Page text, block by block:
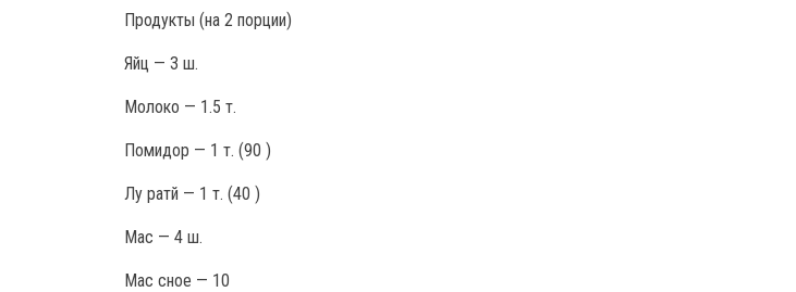
Продукты (на 2 порции)
Яйц — 3 ш.
Молоко — 1.5 т.
Помидор — 1 т. (90 )
Лу ратй — 1 т. (40 )
Мас — 4 ш.
Мас сное — 10